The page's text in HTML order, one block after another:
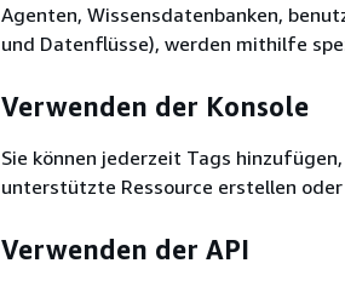
Agenten, Wissensdatenbanken,
und Datenflüsse), werden mithilfe
Verwenden der Konsole
Sie können jederzeit Tags
unterstützte Ressource erstellen
Verwenden der API